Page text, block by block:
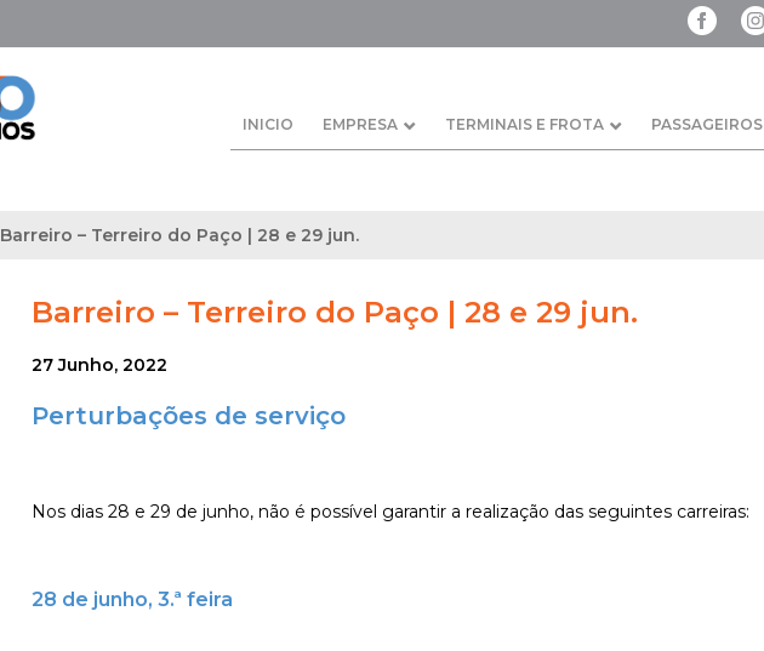
INICIO EMPRESA TERMINAIS E FROTA PASSAGEIROS
Barreiro – Terreiro do Paço | 28 e 29 jun.
Barreiro – Terreiro do Paço | 28 e 29 jun.
27 Junho, 2022
Perturbações de serviço
Nos dias 28 e 29 de junho, não é possível garantir a realização das seguintes carreiras:
28 de junho, 3.ª feira